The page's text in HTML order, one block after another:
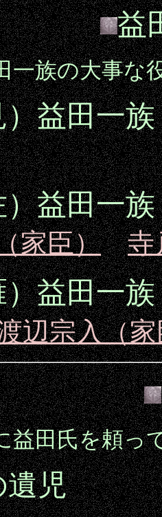
益
一族の大事な
益田一族
益田一族
家臣） 寺
益田一族
辺宗入（
益田氏を頼っ
の遺児